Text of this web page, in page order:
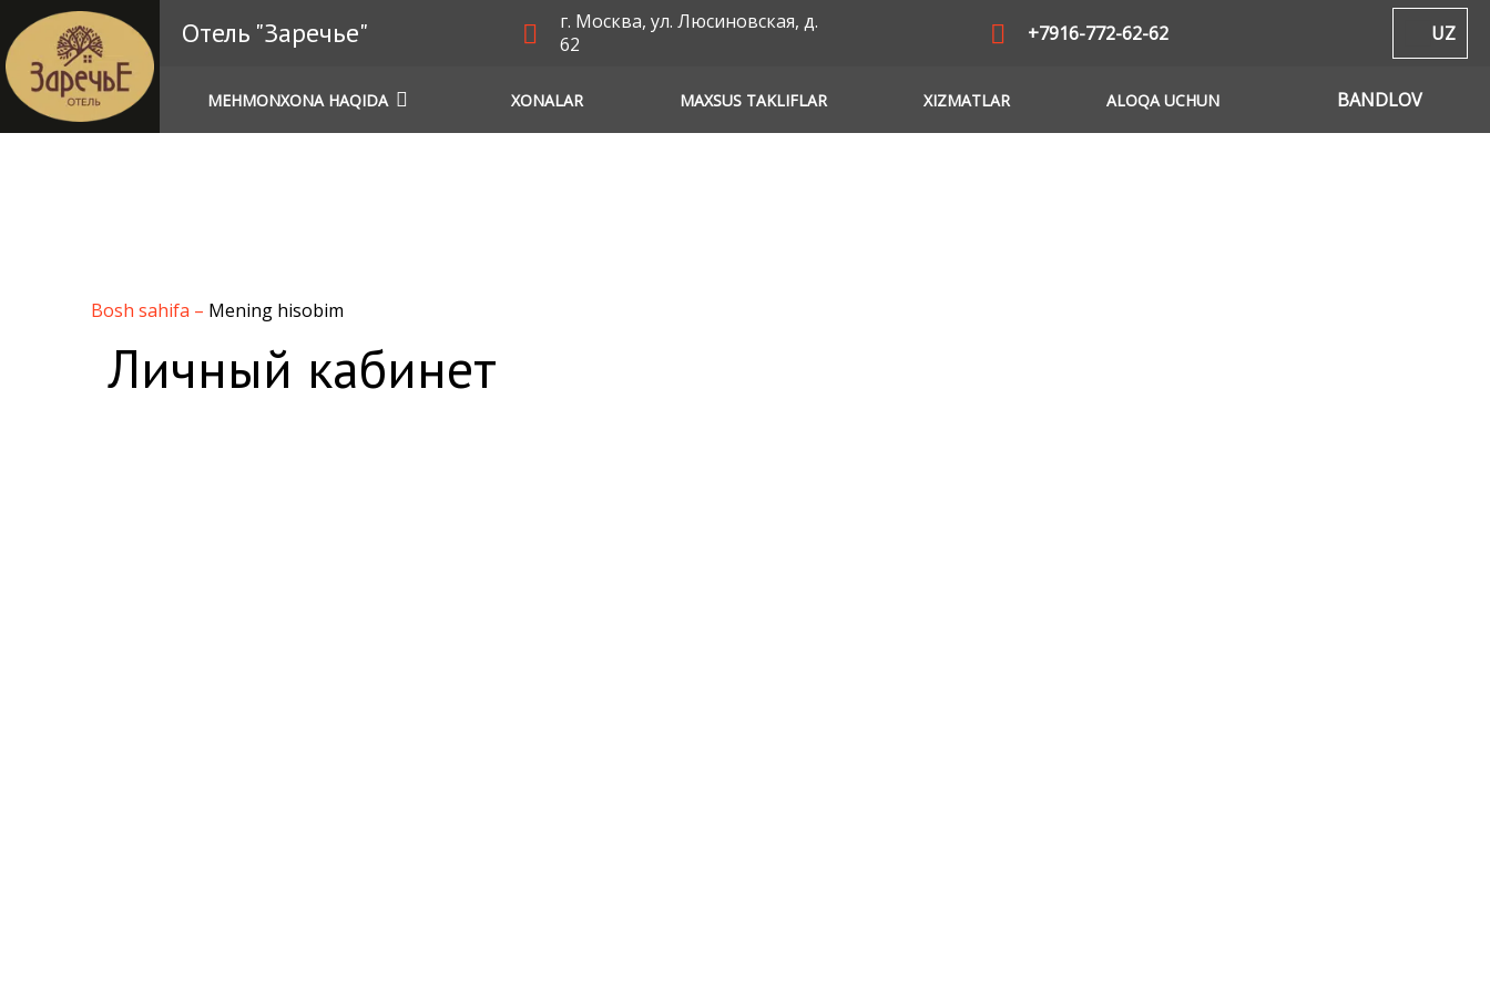
Отель "Заречье"
г. Москва, ул. Люсиновская, д.
62
+7916-772-62-62 UZ
MEHMONXONA HAQIDA XONALAR MAXSUS TAKLIFLAR XIZMATLAR ALOQA UCHUN BANDLOV
Bosh sahifa – Mening hisobim
Личный кабинет